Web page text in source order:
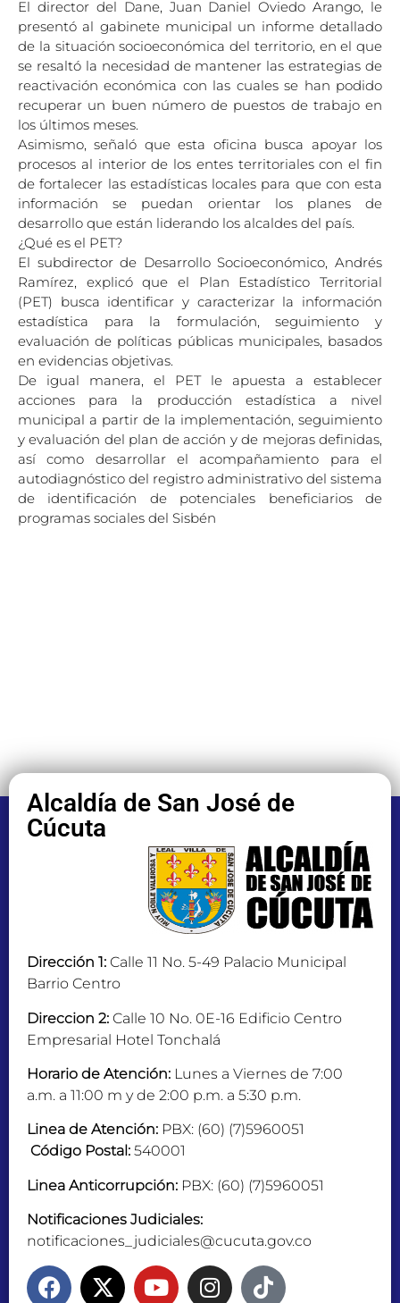
El director del Dane, Juan Daniel Oviedo Arango, le
presentó al gabinete municipal un informe detallado
de la situación socioeconómica del territorio, en el que
se resaltó la necesidad de mantener las estrategias de
reactivación económica con las cuales se han podido
recuperar un buen número de puestos de trabajo en
los últimos meses.
Asimismo, señaló que esta oficina busca apoyar los
procesos al interior de los entes territoriales con el fin
de fortalecer las estadísticas locales para que con esta
información se puedan orientar los planes de
desarrollo que están liderando los alcaldes del país.
¿Qué es el PET?
El subdirector de Desarrollo Socioeconómico, Andrés
Ramírez, explicó que el Plan Estadístico Territorial
(PET) busca identificar y caracterizar la información
estadística para la formulación, seguimiento y
evaluación de políticas públicas municipales, basados
en evidencias objetivas.
De igual manera, el PET le apuesta a establecer
acciones para la producción estadística a nivel
municipal a partir de la implementación, seguimiento
y evaluación del plan de acción y de mejoras definidas,
así como desarrollar el acompañamiento para el
autodiagnóstico del registro administrativo del sistema
de identificación de potenciales beneficiarios de
programas sociales del Sisbén
Alcaldía de San José de
Cúcuta
Dirección 1: Calle 11 No. 5-49 Palacio Municipal
Barrio Centro
Direccion 2: Calle 10 No. 0E-16 Edificio Centro
Empresarial Hotel Tonchalá
Horario de Atención: Lunes a Viernes de 7:00
a.m. a 11:00 m y de 2:00 p.m. a 5:30 p.m.
Linea de Atención: PBX: (60) (7)5960051
Código Postal: 540001
Linea Anticorrupción: PBX: (60) (7)5960051
Notificaciones Judiciales:
notificaciones_judiciales@cucuta.gov.co